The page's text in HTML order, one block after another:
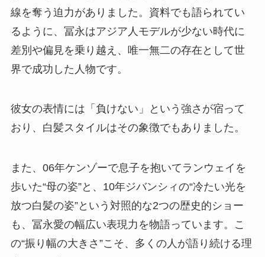
線を奪う迫力がありました。資料でも語られてい
るように、冨永はアジア人モデルが少ない時代に
差別や偏見を乗り越え、唯一無二の存在として世
界で成功した人物です。
彼女の表情には「負けない」という強さが宿って
おり、白髪スタイルはその象徴でもありました。
また、06年ケンゾーで息子を抱いてランウェイを
歩いた“母の姿”と、10年ジバンシィの“冷たい光を
放つ白髪の姿”という対照的な2つの歴史的ショー
も、冨永愛の幅広い表現力を物語っています。こ
の“振り幅の大きさ”こそ、多くの人が語り続ける理